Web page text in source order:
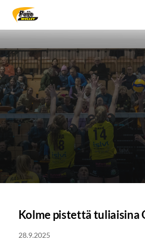
Siirry
sivun
Sivuston etusivulle
Kolme pistettä tuliaisina
28.9.2025